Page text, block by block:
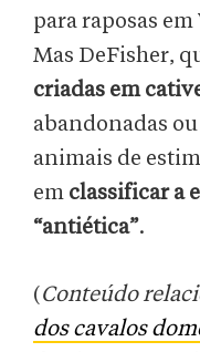
para raposas
Mas DeFisher,
criadas em
abandonadas
animais de
em classificar a
“antiética”.
(Conteúdo
dos cavalos